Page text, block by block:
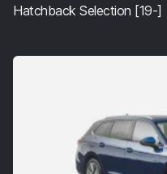
Hatchback Selection [19-]